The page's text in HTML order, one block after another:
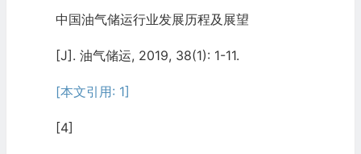
中国油气储运行业发展历程及展望
[J]. 油气储运, 2019, 38(1): 1-11.
[本文引用: 1]
[4]